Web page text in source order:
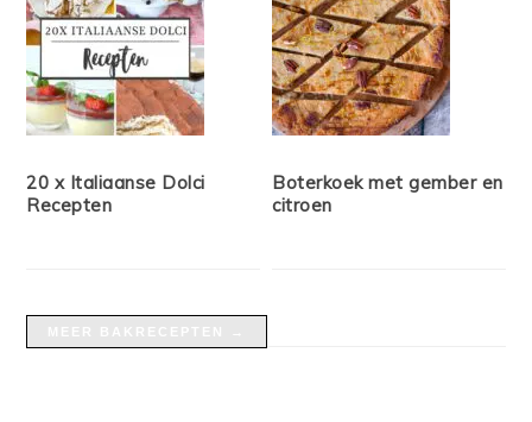
20 x Italiaanse Dolci
Recepten
Boterkoek met gember en
citroen